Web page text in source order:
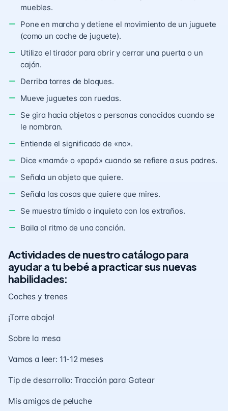
muebles.
Pone en marcha y detiene el movimiento de un juguete
(como un coche de juguete).
Utiliza el tirador para abrir y cerrar una puerta o un
cajón.
Derriba torres de bloques.
Mueve juguetes con ruedas.
Se gira hacia objetos o personas conocidos cuando se
le nombran.
Entiende el significado de «no».
Dice «mamá» o «papá» cuando se refiere a sus padres.
Señala un objeto que quiere.
Señala las cosas que quiere que mires.
Se muestra tímido o inquieto con los extraños.
Baila al ritmo de una canción.
Actividades de nuestro catálogo para
ayudar a tu bebé a practicar sus nuevas
habilidades:
Coches y trenes
¡Torre abajo!
Sobre la mesa
Vamos a leer: 11-12 meses
Tip de desarrollo: Tracción para Gatear
Mis amigos de peluche